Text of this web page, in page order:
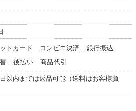
トカード コンビニ決済
銀行振込
後払い 商品代引
以内までは返品可能（送料はお客様負